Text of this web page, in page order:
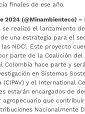
finales de ese año.
2024 (@Minambienteco) –
se realizó el lanzamiento
una estrategia para el
NDC’. Este proyecto
parte de la Coalición del
Colombia hace parte y
en Sistemas
(CIPAV) y el International
estarán encargados de
que
Nacionalmente